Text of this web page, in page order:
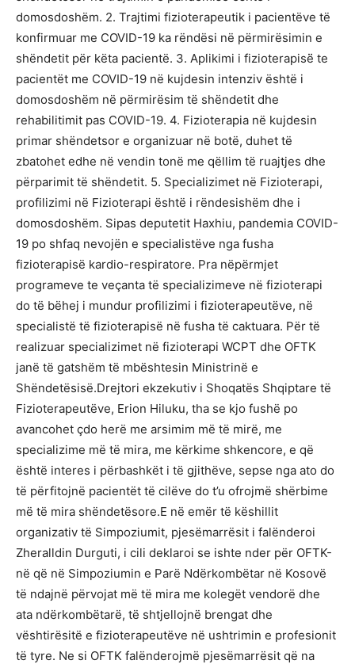
domosdoshëm. 2. Trajtimi fizioterapeutik i pacientëve të
konfirmuar me COVID-19 ka rëndësi në përmirësimin e
shëndetit për këta pacientë. 3. Aplikimi i fizioterapisë̈ te
pacientët me COVID-19 në kujdesin intenziv është i
domosdoshëm në përmirësim të shëndetit dhe
rehabilitimit pas COVID-19. 4. Fizioterapia në kujdesin
primar shëndetsor e organizuar në botë, duhet të
zbatohet edhe në vendin tonë me qëllim të ruajtjes dhe
përparimit të shëndetit. 5. Specializimet në Fizioterapi,
profilizimi në Fizioterapi është i rëndesishëm dhe i
domosdoshëm. Sipas deputetit Haxhiu, pandemia COVID-
19 po shfaq nevojën e specialistëve nga fusha
fizioterapisë kardio-respiratore. Pra nëpërmjet
programeve te veçanta të specializimeve në fizioterapi
do të bëhej i mundur profilizimi i fizioterapeutëve, në
specialistë të fizioterapisë në fusha të caktuara. Për të
realizuar specializimet në fizioterapi WCPT dhe OFTK
janë të gatshëm të mbështesin Ministrinë e
Shëndetësisë.Drejtori ekzekutiv i Shoqatës Shqiptare të
Fizioterapeutëve, Erion Hiluku, tha se kjo fushë po
avancohet çdo herë me arsimim më të mirë, me
specializime më të mira, me kërkime shkencore, e që
është interes i përbashkët i të gjithëve, sepse nga ato do
të përfitojnë pacientët të cilëve do t’u ofrojmë shërbime
më të mira shëndetësore.E në emër të këshillit
organizativ të Simpoziumit, pjesëmarrësit i falënderoi
Zheralldin Durguti, i cili deklaroi se ishte nder për OFTK-
në që në Simpoziumin e Parë Ndërkombëtar në Kosovë
të ndajnë përvojat më të mira me kolegët vendorë dhe
ata ndërkombëtarë, të shtjellojnë brengat dhe
vështirësitë e fizioterapeutëve në ushtrimin e profesionit
të tyre. Ne si OFTK falënderojmë pjesëmarrësit që na